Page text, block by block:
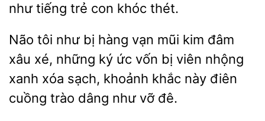
như tiếng trẻ con khóc thét.
Não tôi như bị hàng vạn mũi kim
xâu xé, những ký ức vốn bị viên nhộng
xanh xóa
khoảnh
này điên
cuồng trào dâng như vỡ đê.